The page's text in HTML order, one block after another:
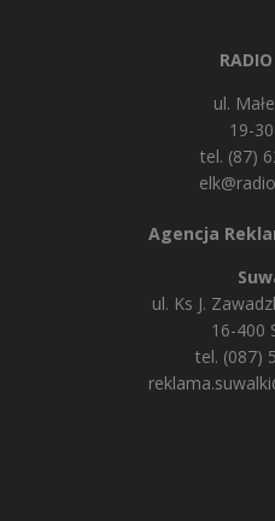
ul.
19-
tel. (87)
Agencja
ul. Ks J.
16-400
tel. (087)